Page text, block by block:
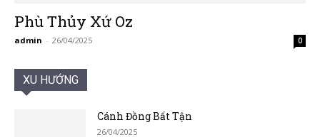
Phù Thủy Xứ Oz
admin - 26/04/2025 0
XU HƯỚNG
Cánh Đồng Bất Tận
26/04/2025